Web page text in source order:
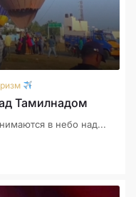
Тамилнадом
в небо над...